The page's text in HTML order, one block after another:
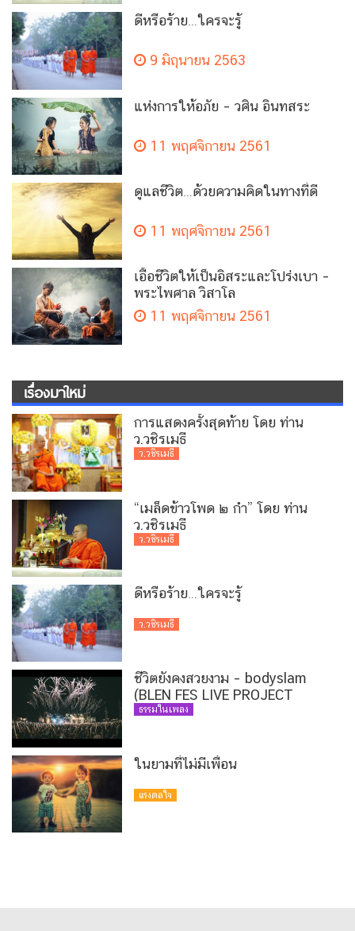
ดีหรือร้าย…ใครจะรู้
9 มิถุนายน 2563
แห่งการให้อภัย – วศิน อินทสระ
11 พฤศจิกายน 2561
ดูแลชีวิต…ด้วยความคิดในทางที่ดี
11 พฤศจิกายน 2561
เอื้อชีวิตให้เป็นอิสระและโปร่งเบา –
พระไพศาล วิสาโล
11 พฤศจิกายน 2561
เรื่องมาใหม่
การแสดงครั้งสุดท้าย โดย ท่าน
ว.วชิรเมธี
ว.วชิรเมธี
“เมล็ดข้าวโพด ๒ กำ” โดย ท่าน
ว.วชิรเมธี
ว.วชิรเมธี
ดีหรือร้าย…ใครจะรู้
ว.วชิรเมธี
ชีวิตยังคงสวยงาม – bodyslam
(BLEN FES LIVE PROJECT
VERSION)
ธรรมในเพลง
ในยามที่ไม่มีเพื่อน
แรงดลใจ